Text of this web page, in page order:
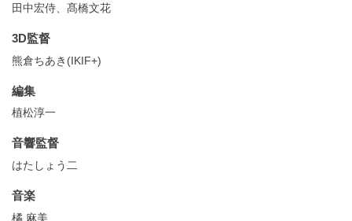
田中宏侍、髙橋文花
3D監督
熊倉ちあき(IKIF+)
編集
植松淳一
音響監督
はたしょう二
音楽
橘 麻美